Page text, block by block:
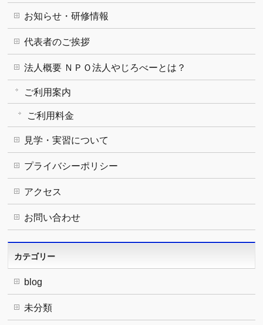
お知らせ・研修情報
代表者のご挨拶
法人概要 ＮＰＯ法人やじろべーとは？
ご利用案内
ご利用料金
見学・実習について
プライバシーポリシー
アクセス
お問い合わせ
カテゴリー
blog
未分類